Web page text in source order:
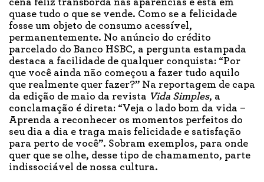
cena feliz transborda nas aparências e está em
quase tudo o que se vende. Como se a felicidade
fosse um objeto de consumo acessível,
permanentemente. No anúncio do crédito
parcelado do Banco HSBC, a pergunta estampada
destaca a facilidade de qualquer conquista: “Por
que você ainda não começou a fazer tudo aquilo
que realmente quer fazer?” Na reportagem de capa
da edição de maio da revista Vida Simples, a
conclamação é direta: “Veja o lado bom da vida –
Aprenda a reconhecer os momentos perfeitos do
seu dia a dia e traga mais felicidade e satisfação
para perto de você”. Sobram exemplos, para onde
quer que se olhe, desse tipo de chamamento, parte
indissociável de nossa cultura.